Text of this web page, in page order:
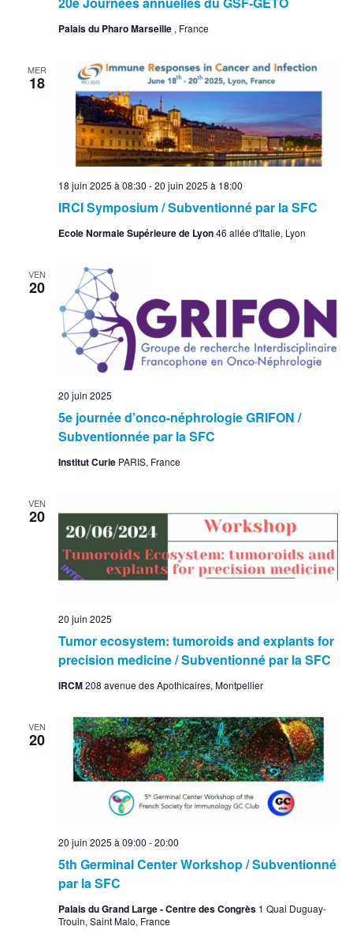
Palais du Pharo Marseille , France
MER
18
IRCI Symposium / Subventionné par la SFC
18 juin 2025 à 08:30 -20 juin 2025 à 18:00
Ecole Normale Supérieure de Lyon46 allée d'Italie, Lyon
VEN
20
5e journée d’onco-néphrologie GRIFON /
Subventionnée par la SFC
20 juin 2025
Institut Curie PARIS, France
VEN
20
Tumor ecosystem: tumoroids and explants for
precision medicine / Subventionné par la SFC
20 juin 2025
IRCM208 avenue des Apothicaires, Montpellier
VEN
20
5th Germinal Center Workshop / Subventionné
par la SFC
20 juin 2025 à 09:00 -20:00
Palais du Grand Large - Centre des Congrès 1 Quai Duguay-
Trouin, Saint Malo, France